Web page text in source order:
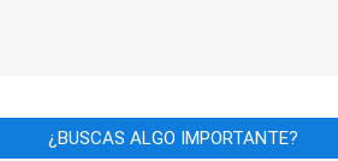
¿BUSCAS ALGO IMPORTANTE?